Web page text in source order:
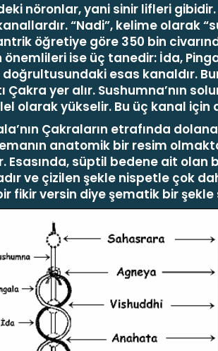
nöronlar, yani sinir lifleri gibidir.
“Nadi”, kelime olarak
öğretiye göre 350 bin
önemlileri ise üç tanedir: İda,
esas kanaldır.
yer alır. Sushumna’nın
olarak yükselir. Bu üç kanal için
Çakraların et­rafında
anatomik bir resim
Esasında, süptil bedene ait olan
ve çizilen şekle nispetle çok
fikir versin diye şe­matik bir şekle